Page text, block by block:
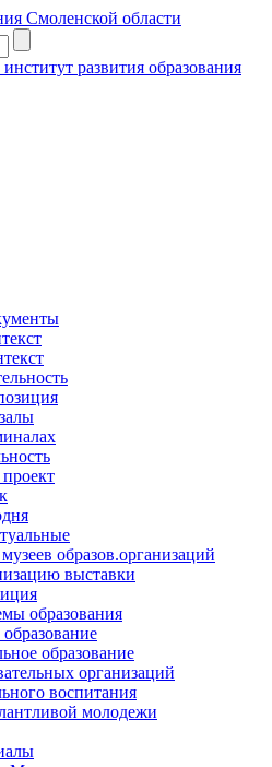
образов.организаций
выставки
образования
образование
организаций
воспитания
молодежи